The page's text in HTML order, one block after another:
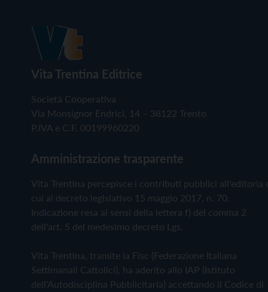
Vita Trentina Editrice
Società Cooperativa
Via Monsignor Endrici, 14 – 38122 Trento
P.IVA e C.F. 00199960220
Amministrazione trasparente
Vita Trentina percepisce i contributi pubblici all'editoria
cui al decreto legislativo 15 maggio 2017, n. 70.
Indicazione resa ai sensi della lettera f) del comma 2
dell'art. 5 del medesimo decreto Lgs.
Vita Trentina, tramite la Fisc (Federazione Italiana
Settimanali Cattolici), ha aderito allo IAP (Istituto
dell'Autodisciplina Pubblicitaria) accettando il Codice di